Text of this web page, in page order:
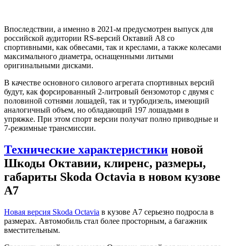
Впоследствии, а именно в 2021-м предусмотрен выпуск для
российской аудитории RS-версий Октавий А8 со
спортивными, как обвесами, так и креслами, а также колесами
максимального диаметра, оснащенными литыми
оригинальными дисками.
В качестве основного силового агрегата спортивных версий
будут, как форсированный 2-литровый бензомотор с двумя с
половиной сотнями лошадей, так и турбодизель, имеющий
аналогичный объем, но обладающий 197 лошадьми в
упряжке. При этом спорт версии получат полно приводные и
7-режимные трансмиссии.
Технические характеристики новой
Шкоды Октавии, клиренс, размеры,
габариты Skoda Octavia в новом кузове
A7
Новая версия Skoda Octavia в кузове A7 серьезно подросла в
размерах. Автомобиль стал более просторным, а багажник
вместительным.